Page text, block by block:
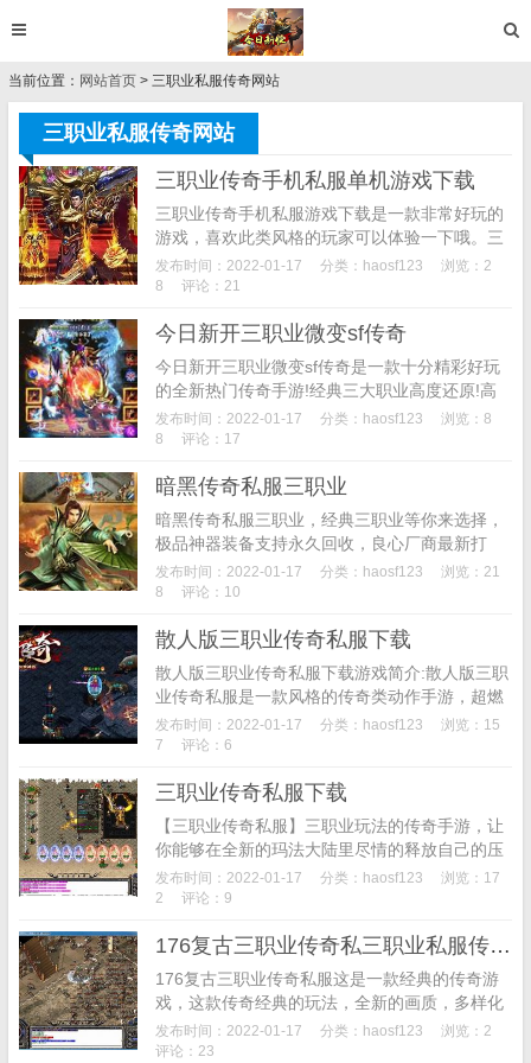
当前位置： 网站首页 > 三职业私服传奇网站
三职业私服传奇网站
三职业传奇手机私服单机游戏下载
三职业传奇手机私服游戏下载是一款非常好玩的
游戏，喜欢此类风格的玩家可以体验一下哦。三
职业传奇手机私服游戏下载系统优势:1、高清3D
的游戏画面，采用虚幻4引擎开发而成，每一个
发布时间：2022-01-17 分类： haosf123
浏览：2
8
评论：21
今日新开三职业微变sf传奇
今日新开三职业微变sf传奇是一款十分精彩好玩
的全新热门传奇手游!经典三大职业高度还原!高
攻速高爆率让你体验感更佳!并且还有各种精彩的
玩法内容等你来自由体验挑战!神兽玩法神兵系统
发布时间：2022-01-17 分类： haosf123
浏览：8
8
评论：17
暗黑传奇私服三职业
暗黑传奇私服三职业，经典三职业等你来选择，
极品神器装备支持永久回收，良心厂商最新打
造，本服无隐藏消费，无赞助地图，绿色公平，
高端订制封挂，带给玩家最畅爽的竞技享受，喜
发布时间：2022-01-17 分类： haosf123
浏览：21
8
评论：10
散人版三职业传奇私服下载
散人版三职业传奇私服下载游戏简介:散人版三职
业传奇私服是一款风格的传奇类动作手游，超燃
的战斗场面带你走进传奇时代的经典战场，在这
里你将与兄弟们一起热血厮杀，感受战斗带给你
发布时间：2022-01-17 分类： haosf123
浏览：15
7
评论：6
三职业传奇私服下载
【三职业传奇私服】三职业玩法的传奇手游，让
你能够在全新的玛法大陆里尽情的释放自己的压
力，把所有的敌人通通都一扫而光，还有多种才
艺可以组合起来，pk的过程你会收获更多的快乐!
发布时间：2022-01-17 分类： haosf123
浏览：17
2
评论：9
176复古三职业传奇私三职业私服传奇网站服（暂未上线）
176复古三职业传奇私服这是一款经典的传奇游
戏，这款传奇经典的玩法，全新的画质，多样化
的职业，让玩家可以重新回味经典传奇的味道，
这款游戏中还会有各种新性的boss等玩家挑战，
发布时间：2022-01-17 分类： haosf123
浏览：2
评论：23